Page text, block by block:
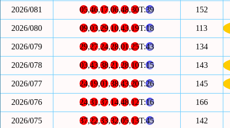
2026/081 05,46,17,06,48,30T:39 152
2026/080 09,03,29,10,43,19T:18 113
2026/079 29,27,24,28,01,25T:43 134
2026/078 03,43,38,21,28,10T:15 143
2026/077 24,19,01,38,43,20T:26 145
2026/076 24,31,37,14,48,12T:16 166
2026/075 37,22,33,32,05,13T:45 142